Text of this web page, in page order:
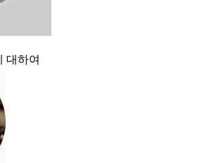
대하여